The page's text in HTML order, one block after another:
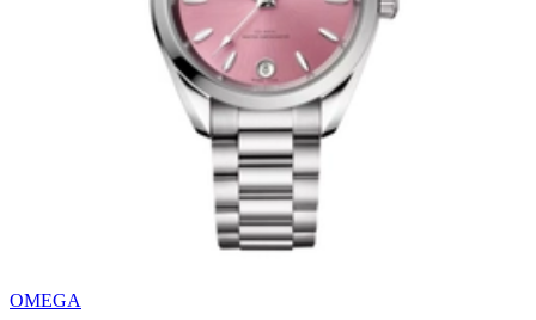
OMEGA